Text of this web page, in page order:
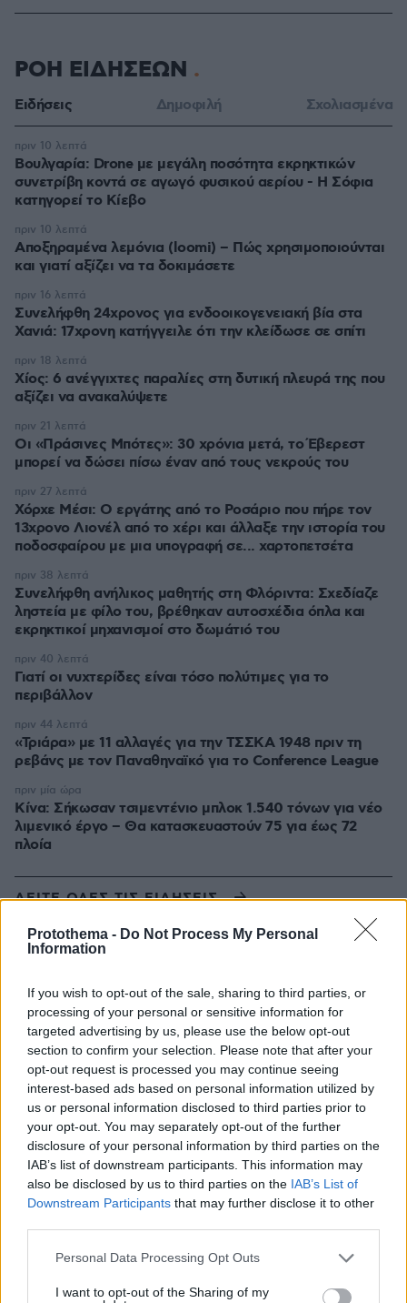
Protothema - Do Not Process My Personal
Information
If you wish to opt-out of the sale, sharing to third parties, or
processing of your personal or sensitive information for
targeted advertising by us, please use the below opt-out
section to confirm your selection. Please note that after your
opt-out request is processed you may continue seeing
interest-based ads based on personal information utilized by
us or personal information disclosed to third parties prior to
your opt-out. You may separately opt-out of the further
disclosure of your personal information by third parties on the
IAB’s list of downstream participants. This information may
also be disclosed by us to third parties on the IAB’s List of
Downstream Participants that may further disclose it to other
Please note that this website/app uses one or more Google
not limited to your visit or usage behaviour. You may click to
Personal Data Processing Opt Outs
I want to opt-out of the Sharing of my
ΡΟΗ ΕΙΔΗΣΕΩΝ
Ειδήσεις Δημοφιλή Σχολιασμένα
Βουλγαρία: Drone με μεγάλη ποσότητα εκρηκτικών
συνετρίβη κοντά σε αγωγό φυσικού αερίου - Η Σόφια
κατηγορεί το Κίεβο
πριν 10 λεπτά
Αποξηραμένα λεμόνια (loomi) – Πώς χρησιμοποιούνται
και γιατί αξίζει να τα δοκιμάσετε
πριν 10 λεπτά
Συνελήφθη 24χρονος για ενδοοικογενειακή βία στα
Χανιά: 17χρονη κατήγγειλε ότι την κλείδωσε σε σπίτι
πριν 16 λεπτά
Χίος: 6 ανέγγιχτες παραλίες στη δυτική πλευρά της που
αξίζει να ανακαλύψετε
πριν 18 λεπτά
Οι «Πράσινες Μπότες»: 30 χρόνια μετά, το Έβερεστ
μπορεί να δώσει πίσω έναν από τους νεκρούς του
πριν 21 λεπτά
Χόρχε Μέσι: Ο εργάτης από το Ροσάριο που πήρε τον
13χρονο Λιονέλ από το χέρι και άλλαξε την ιστορία του
ποδοσφαίρου με μια υπογραφή σε... χαρτοπετσέτα
πριν 27 λεπτά
Συνελήφθη ανήλικος μαθητής στη Φλόριντα: Σχεδίαζε
ληστεία με φίλο του, βρέθηκαν αυτοσχέδια όπλα και
εκρηκτικοί μηχανισμοί στο δωμάτιό του
πριν 38 λεπτά
Γιατί οι νυχτερίδες είναι τόσο πολύτιμες για το
περιβάλλον
πριν 40 λεπτά
«Τριάρα» με 11 αλλαγές για την ΤΣΣΚΑ 1948 πριν τη
ρεβάνς με τον Παναθηναϊκό για το Conference League
πριν 44 λεπτά
Κίνα: Σήκωσαν τσιμεντένιο μπλοκ 1.540 τόνων για νέο
λιμενικό έργο – Θα κατασκευαστούν 75 για έως 72
πλοία
πριν μία ώρα
ΔΕΙΤΕ ΟΛΕΣ ΤΙΣ ΕΙΔΗΣΕΙΣ
ΤΑ ΠΙΟ ΔΗΜΟΦΙΛΗ